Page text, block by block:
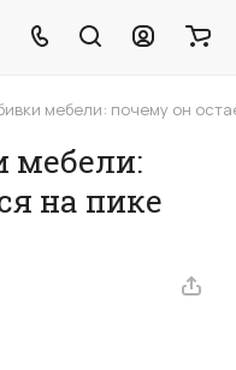
мебели: почему он
мебели:
на пике